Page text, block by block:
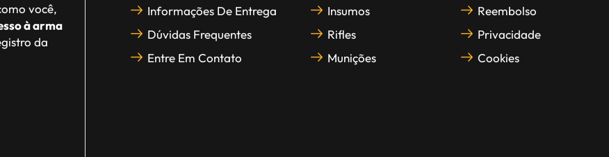
você,
à arma
da
Informações De Entrega
Dúvidas Frequentes
Entre Em Contato
Insumos
Rifles
Munições
Reembolso
Privacidade
Cookies